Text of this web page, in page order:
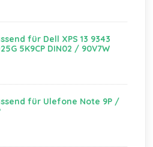
für Dell XPS 13 9343
5K9CP DIN02 / 90V7W
für Ulefone Note 9P /